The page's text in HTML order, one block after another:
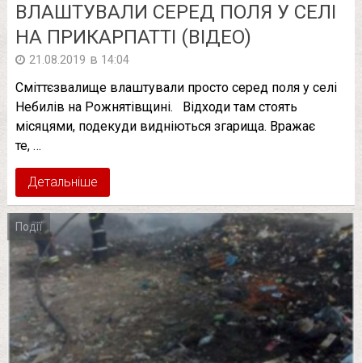
ВЛАШТУВАЛИ СЕРЕД ПОЛЯ У СЕЛІ
НА ПРИКАРПАТТІ (ВІДЕО)
21.08.2019 в 14:04
Сміттєзвалище влаштували просто серед поля у селі
Небилів на Рожнятівщині. Відходи там стоять
місяцями, подекуди видніються згарища. Вражає
те, …
Детальніше
Події